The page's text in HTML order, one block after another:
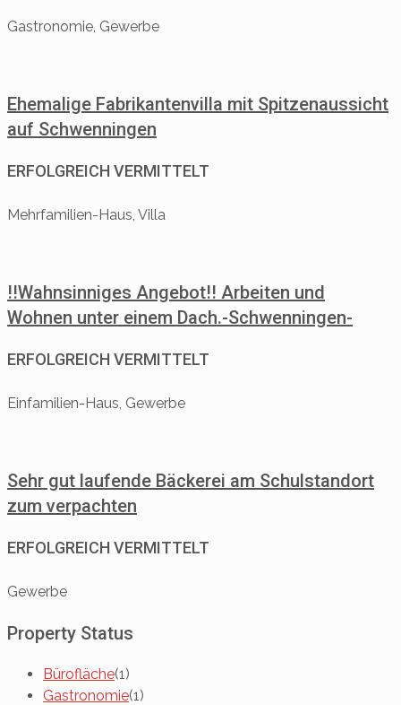
Gastronomie, Gewerbe
Ehemalige Fabrikantenvilla mit Spitzenaussicht
auf Schwenningen
ERFOLGREICH VERMITTELT
Mehrfamilien-Haus, Villa
!!Wahnsinniges Angebot!! Arbeiten und
Wohnen unter einem Dach.-Schwenningen-
ERFOLGREICH VERMITTELT
Einfamilien-Haus, Gewerbe
Sehr gut laufende Bäckerei am Schulstandort
zum verpachten
ERFOLGREICH VERMITTELT
Gewerbe
Property Status
Bürofläche(1)
Gastronomie(1)